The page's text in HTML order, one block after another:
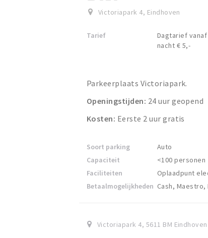
Victoriapark 4, Eindhoven
Tarief
Dagtarief vanaf
nacht € 5,-
Parkeerplaats Victoriapark.
Openingstijden: 24 uur geopend
Kosten: Eerste 2 uur gratis
Soort parking
Auto
Capaciteit
<100 personen
Faciliteiten
Oplaadpunt
Betaalmogelijkheden Cash,
Victoriapark 4, 5611 BM Eindhoven